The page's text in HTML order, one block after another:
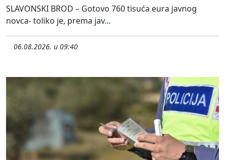
SLAVONSKI BROD – Gotovo 760 tisuća eura javnog
novca- toliko je, prema jav...
06.08.2026. u 09:40